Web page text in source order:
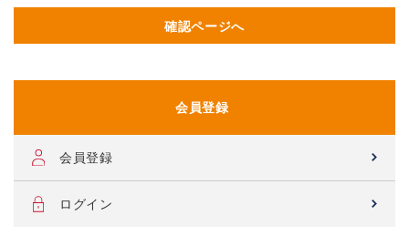
会員登録
会員登録
ログイン
確認ページへ